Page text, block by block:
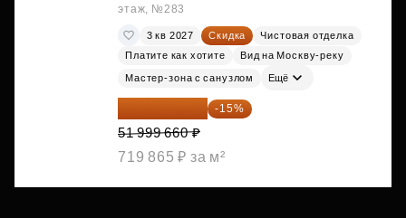
этаж, №283
3 кв 2027 Скидка
Чистовая отделка
Платите как хотите
Вид на Москву-реку
Мастер-зона с санузлом Ещё
44 199 711 ₽ -15%
51 999 660 ₽
719 865 ₽ за м²